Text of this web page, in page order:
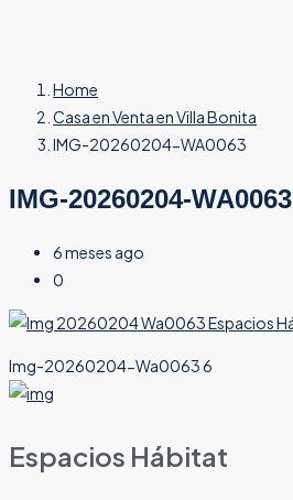
Home
Casa en Venta en Villa Bonita
IMG-20260204-WA0063
IMG-20260204-WA0063
6 meses ago
0
Img-20260204-Wa0063 6
Espacios Hábitat